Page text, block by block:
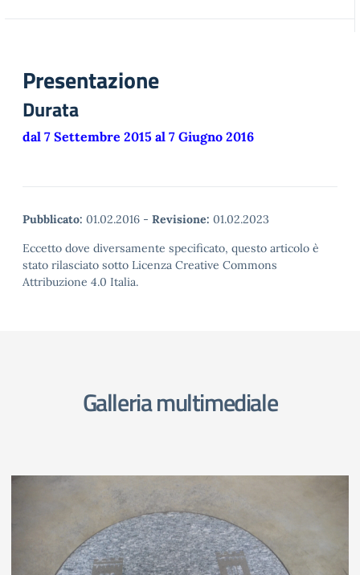
Presentazione
Durata
dal 7 Settembre 2015 al 7 Giugno 2016
Pubblicato: 01.02.2016 - Revisione: 01.02.2023
Eccetto dove diversamente specificato, questo articolo è
stato rilasciato sotto Licenza Creative Commons
Attribuzione 4.0 Italia.
Galleria multimediale